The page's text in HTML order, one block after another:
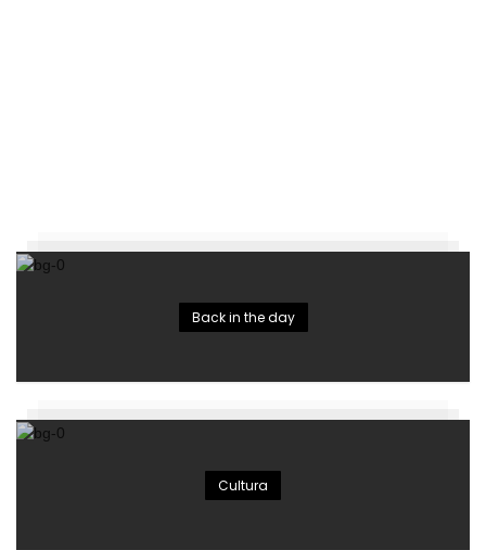
Back in the day
Cultura